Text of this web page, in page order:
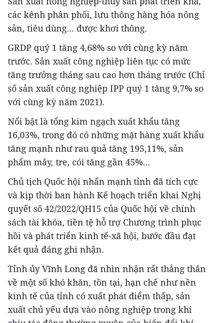
các kênh phân phối, lưu thông hàng hóa nông
sản, tiêu dùng... được khơi thông.
GRDP quý 1 tăng 4,68% so với cùng kỳ năm
trước. Sản xuất công nghiệp liên tục có mức
tăng trưởng tháng sau cao hơn tháng trước (Chỉ
số sản xuất công nghiệp IPP quý 1 tăng 9,7% so
với cùng kỳ năm 2021).
Nổi bật là tổng kim ngạch xuất khẩu tăng
16,03%, trong đó có những mặt hàng xuất khẩu
tăng mạnh như rau quả tăng 195,11%, sản
phẩm mây, tre, cói tăng gần 45%...
Chủ tịch Quốc hội nhấn mạnh tỉnh đã tích cực
và kịp thời ban hành Kế hoạch triển khai Nghị
quyết số 42/2022/QH15 của Quốc hội về chính
sách tài khóa, tiền tệ hỗ trợ Chương trình phục
hồi và phát triển kinh tế-xã hội, bước đầu đạt
kết quả đáng ghi nhận.
Tỉnh ủy Vĩnh Long đã nhìn nhận rất thẳng thắn
về một số khó khăn, tồn tại, hạn chế như nền
kinh tế của tỉnh có xuất phát điểm thấp, sản
xuất chủ yếu dựa vào nông nghiệp trong khi